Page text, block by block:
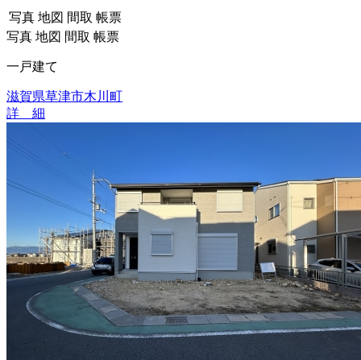
写真 地図 間取 帳票
写真 地図 間取 帳票
一戸建て
滋賀県草津市木川町
詳 細